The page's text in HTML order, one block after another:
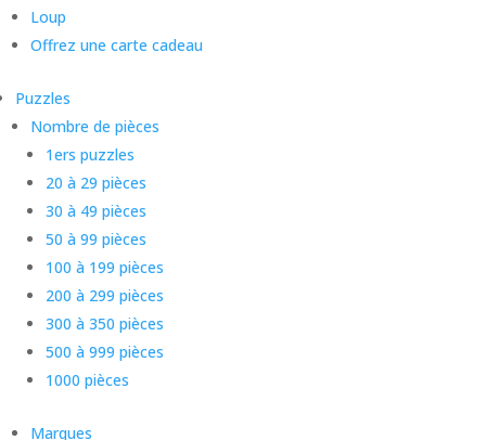
Loup
Offrez une carte cadeau
Puzzles
Nombre de pièces
1ers puzzles
20 à 29 pièces
30 à 49 pièces
50 à 99 pièces
100 à 199 pièces
200 à 299 pièces
300 à 350 pièces
500 à 999 pièces
1000 pièces
Marques